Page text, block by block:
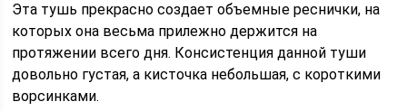
Эта тушь прекрасно создает объемные реснички, на
которых она весьма прилежно держится на
протяжении всего дня. Консистенция данной туши
довольно густая, а кисточка небольшая, с короткими
ворсинками.